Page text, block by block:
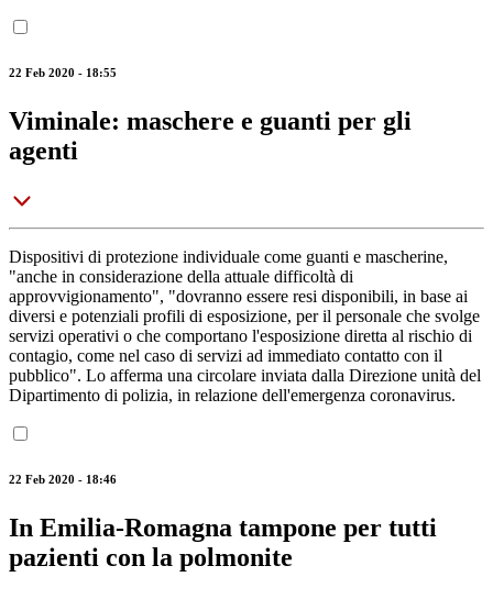
22 Feb 2020 - 18:55
Viminale: maschere e guanti per gli
agenti
Dispositivi di protezione individuale come guanti e mascherine,
"anche in considerazione della attuale difficoltà di
approvvigionamento", "dovranno essere resi disponibili, in base ai
diversi e potenziali profili di esposizione, per il personale che svolge
servizi operativi o che comportano l'esposizione diretta al rischio di
contagio, come nel caso di servizi ad immediato contatto con il
pubblico". Lo afferma una circolare inviata dalla Direzione unità del
Dipartimento di polizia, in relazione dell'emergenza coronavirus.
22 Feb 2020 - 18:46
In Emilia-Romagna tampone per tutti
pazienti con la polmonite